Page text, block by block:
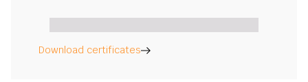
Download certificates